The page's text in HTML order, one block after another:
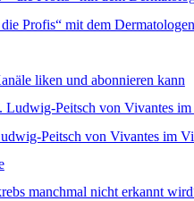
Profis“ mit dem
liken und abonnieren kann
Peitsch von Vivantes im
manchmal nicht erkannt